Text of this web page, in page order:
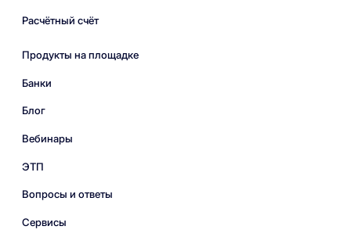
Расчётный счёт
Продукты на площадке
Банки
Блог
Вебинары
ЭТП
Вопросы и ответы
Сервисы